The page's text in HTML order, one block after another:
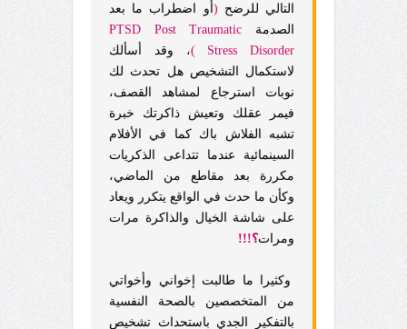
التالي للرضح ( أو اضطراب ما بعد
الصدمة PTSD Post Traumatic
Stress Disorder )
، وقد أسألك
لاستكمال التشخيص هل تحدث لك
نوبات استرجاع لمشاهد القصف،
فيمر عقلك وتعيش ذاكرتك خبرة
تشبه الفلاش باك كما في الأفلام
السينمائية عندما تتداعى الذكريات
مكررة بعد مقاطع من الماضي،
وكأن ما حدث في الواقع يتكرر ويعاد
على شاشة الخيال والذاكرة مرات
ومرات؟!!!
وكثيرا ما طالبت إخواني وأخواتي
من المتخصصين بالصحة النفسية
بالتفكير الجدي باستحداث تشخيص